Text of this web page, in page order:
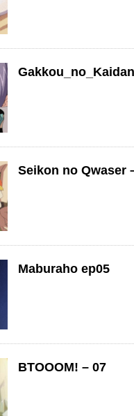
Seikon no Qwaser
Maburaho ep05
BTOOOM! – 07